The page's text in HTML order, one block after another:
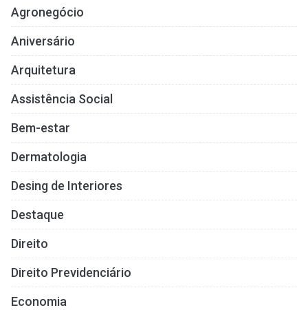
Agronegócio
Aniversário
Arquitetura
Assistência Social
Bem-estar
Dermatologia
Desing de Interiores
Destaque
Direito
Direito Previdenciário
Economia